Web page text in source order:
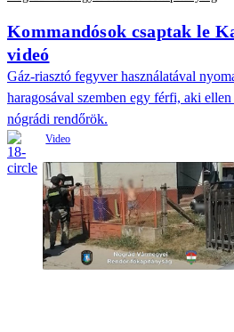
Kommandósok csaptak le
videó
Gáz-riasztó fegyver használatával
haragosával szemben egy férfi, aki
nógrádi rendőrök.